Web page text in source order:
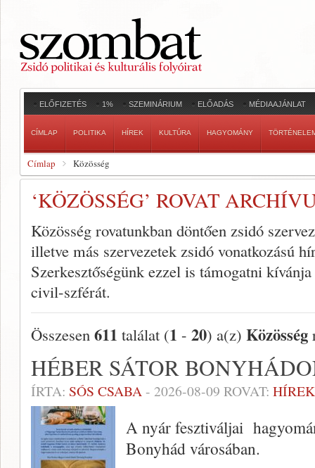
ELŐFIZETÉS 1% SZEMINÁRIUM ELŐADÁS MÉDIAAJÁNLAT
CÍMLAP POLITIKA HÍREK KULTÚRA HAGYOMÁNY
Címlap Közösség
‘KÖZÖSSÉG’ ROVAT
Közösség rovatunkban döntően zsidó
illetve más szervezetek zsidó vonatkozású
Szerkesztőségünk ezzel is támogatni
civil-szférát.
Összesen 611 találat (1 - 20) a(z) Közösség
HÉBER SÁTOR
ÍRTA: SÓS CSABA- 2026-08-09 ROVAT:
A nyár fesztiváljai
Bonyhád városában.